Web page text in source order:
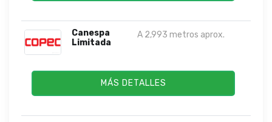
Canespa
Limitada
A 2,993 metros aprox.
MÁS DETALLES